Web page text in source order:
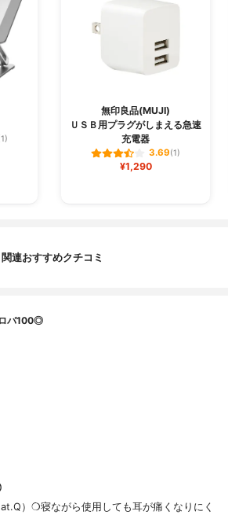
無印良品(MUJI)
ＵＳＢ用プラグがしまえる急速
充電器
3.69(1)
¥1,290
関連おすすめクチコミ
バ100◎
）❍寝ながら使用しても耳が痛くなりにく